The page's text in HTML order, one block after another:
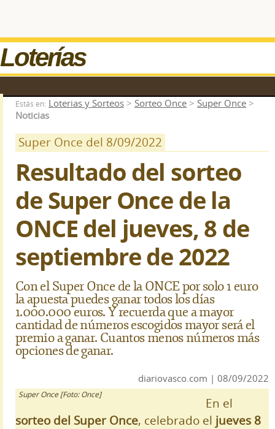
Loterías
Estás en: Loterias y Sorteos > Sorteo Once > Super Once >
Noticias
Super Once del 8/09/2022
Resultado del sorteo
de Super Once de la
ONCE del jueves, 8 de
septiembre de 2022
Con el Super Once de la ONCE por solo 1 euro
la apuesta puedes ganar todos los días
1.000.000 euros. Y recuerda que a mayor
cantidad de números escogidos mayor será el
premio a ganar. Cuantos menos números más
opciones de ganar.
diariovasco.com | 08/09/2022
Super Once [Foto: Once]
En el
sorteo del Super Once, celebrado el jueves 8